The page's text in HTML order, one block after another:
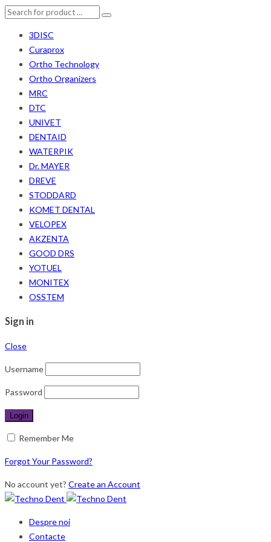
3DISC
Curaprox
Ortho Technology
Ortho Organizers
MRC
DTC
UNIVET
DENTAID
WATERPIK
Dr. MAYER
DREVE
STODDARD
KOMET DENTAL
VELOPEX
AKZENTA
GOOD DRS
YOTUEL
MONITEX
OSSTEM
Sign in
Close
Username
Password
Remember Me
Forgot Your Password?
No account yet? Create an Account
Despre noi
Contacte